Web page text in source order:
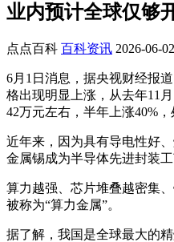
业内预计全球仅够
点点百科 百科资讯 2026-06-
6月1日消息，据央视财经报
格出现明显上涨，从去年11
42万元左右，半年上涨40%，
近年来，因为具有导电性好
金属锡成为半导体先进封装
算力越强、芯片堆叠越密集
被称为“算力金属”。
据了解，我国是全球最大的